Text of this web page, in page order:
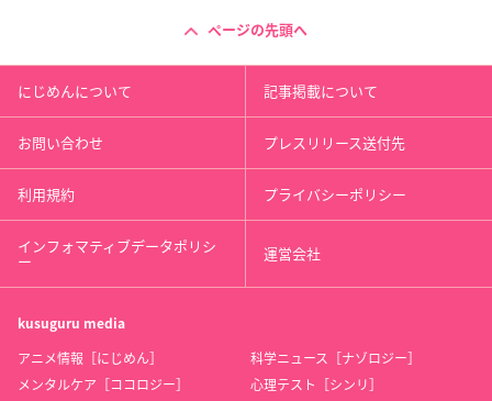
ページの先頭へ
にじめんについて 記事掲載について
お問い合わせ プレスリリース送付先
利用規約 プライバシーポリシー
インフォマティブデータポリシ
ー 運営会社
kusuguru media
アニメ情報［にじめん］
科学ニュース［ナゾロジー］
メンタルケア［ココロジー］
心理テスト［シンリ］